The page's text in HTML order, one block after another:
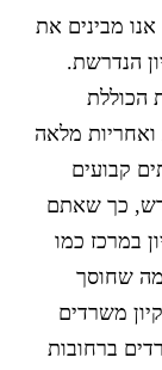
מבינים את
הנדרשת.
הכוללת
מלאה
קבועים
כך שאתם
במרכז כמו
מה שחוסך
משרדים
ברחובות